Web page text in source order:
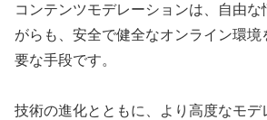
コンテンツモデレーションは、自由
がらも、安全で健全なオンライン環
要な手段です。
技術の進化とともに、より高度なモデ